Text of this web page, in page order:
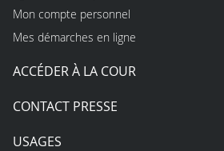
Mon compte personnel
Mes démarches en ligne
ACCÉDER À LA COUR
CONTACT PRESSE
USAGES